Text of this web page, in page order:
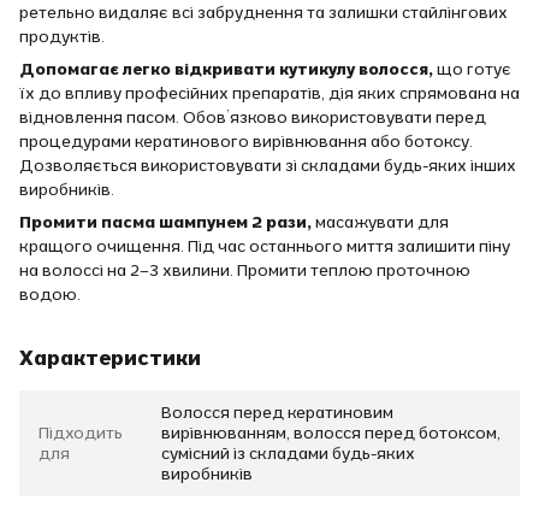
ретельно видаляє всі забруднення та залишки стайлінгових
продуктів.
Допомагає легко відкривати кутикулу волосся,що готує
їх до впливу професійних препаратів, дія яких спрямована на
відновлення пасом. Обов’язково використовувати перед
процедурами кератинового вирівнювання або ботоксу.
Дозволяється використовувати зі складами будь-яких інших
виробників.
Промити пасма шампунем 2 рази,масажувати для
кращого очищення. Під час останнього миття залишити піну
на волоссі на 2–3 хвилини. Промити теплою проточною
водою.
Характеристики
Підходить
для
Волосся перед кератиновим
вирівнюванням, волосся перед ботоксом,
сумісний із складами будь-яких
виробників